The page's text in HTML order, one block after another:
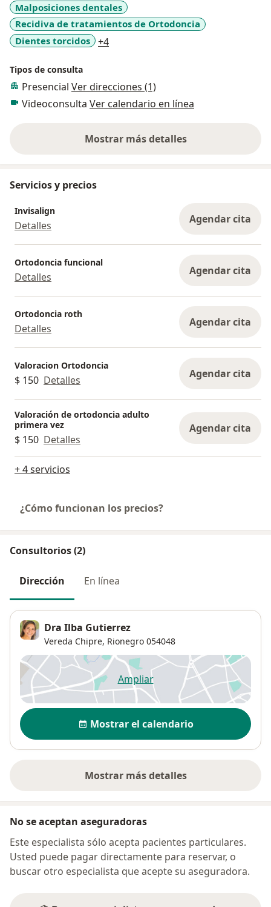
Malposiciones dentales
Recidiva de tratamientos de Ortodoncia
Dientes torcidos
+4a11y_sr_more_diseases
Tipos de consulta
Presencial Ver direcciones (1)
Videoconsulta Ver calendario en línea
Mostrar más detalles
sobre la experiencia
Servicios y precios
Invisalign
Detalles Agendar cita
Ortodoncia funcional
Detalles Agendar cita
Ortodoncia roth
Detalles Agendar cita
Valoracion Ortodoncia
$ 150 Detalles Agendar cita
Valoración de ortodoncia adulto
primera vez
$ 150 Detalles
Agendar cita
+ 4 servicios
¿Cómo funcionan los precios?
Consultorios (2)
Dirección En línea
Dra Ilba Gutierrez
Vereda Chipre, Rionegro 054048
Ampliarse abre en una nueva
Disponibilidad
Mostrar el calendario
Mostrar más detalles
sobre la dirección
No se aceptan aseguradoras
Este especialista sólo acepta pacientes particulares.
Usted puede pagar directamente para reservar, o
buscar otro especialista que acepte su aseguradora.